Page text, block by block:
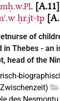
PL A.11
ḥr.jt-tp
of
Thebes - an
head of the